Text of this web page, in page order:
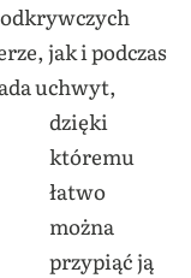
jak i podczas
uchwyt,
dzięki
któremu
łatwo
można
przypiąć ją